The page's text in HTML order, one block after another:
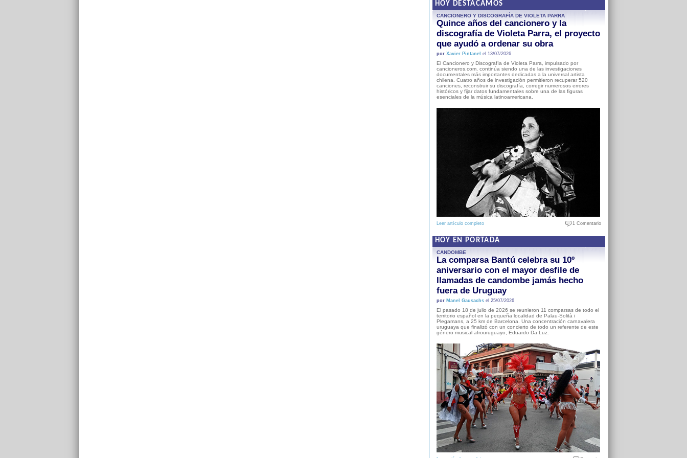
HOY DESTACAMOS
CANCIONERO Y DISCOGRAFÍA DE VIOLETA PARRA
Quince años del cancionero y la
discografía de Violeta Parra, el proyecto
que ayudó a ordenar su obra
por Xavier Pintanel el 13/07/2026
El Cancionero y Discografía de Violeta Parra, impulsado por
cancioneros.com, continúa siendo una de las investigaciones
documentales más importantes dedicadas a la universal artista
chilena. Cuatro años de investigación permitieron recuperar 520
canciones, reconstruir su discografía, corregir numerosos errores
históricos y fijar datos fundamentales sobre una de las figuras
esenciales de la música latinoamericana.
Leer artículo completo 1 Comentario
HOY EN PORTADA
CANDOMBE
La comparsa Bantú celebra su 10º
aniversario con el mayor desfile de
llamadas de candombe jamás hecho
fuera de Uruguay
por Manel Gausachsel 25/07/2026
El pasado 18 de julio de 2026 se reunieron 11 comparsas de todo el
territorio español en la pequeña localidad de Palau-Solità i
Plegamans, a 25 km de Barcelona. Una concentración carnavalera
uruguaya que finalizó con un concierto de todo un referente de este
género musical afrouruguayo, Eduardo Da Luz.